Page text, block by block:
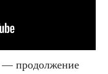
— про­дол­же­ние